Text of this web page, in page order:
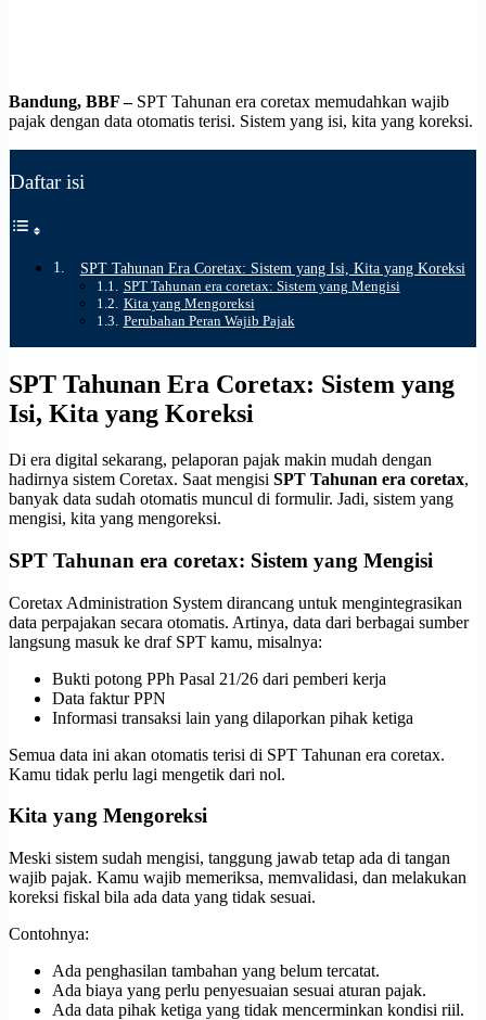
Bandung, BBF – SPT Tahunan era coretax memudahkan wajib
pajak dengan data otomatis terisi. Sistem yang isi, kita yang koreksi.
Daftar isi
SPT Tahunan Era Coretax: Sistem yang Isi, Kita yang Koreksi
SPT Tahunan era coretax: Sistem yang Mengisi
Kita yang Mengoreksi
Perubahan Peran Wajib Pajak
SPT Tahunan Era Coretax: Sistem yang
Isi, Kita yang Koreksi
Di era digital sekarang, pelaporan pajak makin mudah dengan
hadirnya sistem Coretax. Saat mengisi SPT Tahunan era coretax,
banyak data sudah otomatis muncul di formulir. Jadi, sistem yang
mengisi, kita yang mengoreksi.
SPT Tahunan era coretax: Sistem yang Mengisi
Coretax Administration System dirancang untuk mengintegrasikan
data perpajakan secara otomatis. Artinya, data dari berbagai sumber
langsung masuk ke draf SPT kamu, misalnya:
Bukti potong PPh Pasal 21/26 dari pemberi kerja
Data faktur PPN
Informasi transaksi lain yang dilaporkan pihak ketiga
Semua data ini akan otomatis terisi di SPT Tahunan era coretax.
Kamu tidak perlu lagi mengetik dari nol.
Kita yang Mengoreksi
Meski sistem sudah mengisi, tanggung jawab tetap ada di tangan
wajib pajak. Kamu wajib memeriksa, memvalidasi, dan melakukan
koreksi fiskal bila ada data yang tidak sesuai.
Contohnya:
Ada penghasilan tambahan yang belum tercatat.
Ada biaya yang perlu penyesuaian sesuai aturan pajak.
Ada data pihak ketiga yang tidak mencerminkan kondisi riil.